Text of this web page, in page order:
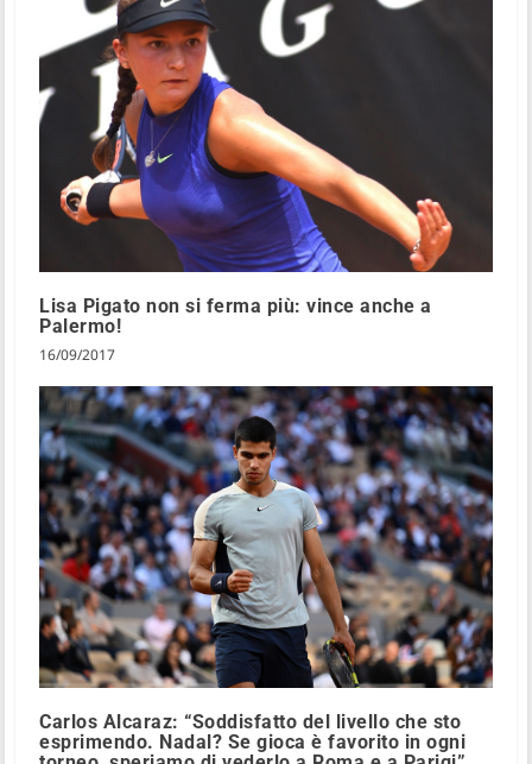
Lisa Pigato non si ferma più: vince anche a
Palermo!
16/09/2017
Carlos Alcaraz: “Soddisfatto del livello che sto
esprimendo. Nadal? Se gioca è favorito in ogni